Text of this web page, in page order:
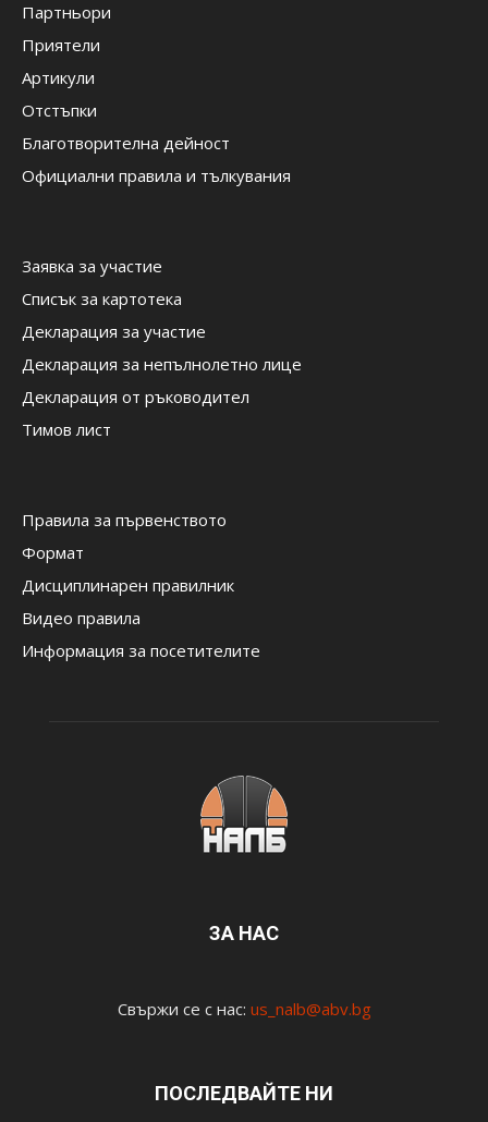
Партньори
Приятели
Артикули
Отстъпки
Благотворителна дейност
Официални правила и тълкувания
Заявка за участие
Списък за картотека
Декларация за участие
Декларация за непълнолетно лице
Декларация от ръководител
Тимов лист
Правила за първенството
Формат
Дисциплинарен правилник
Видео правила
Информация за посетителите
ЗА НАС
Свържи се с нас: us_nalb@abv.bg
ПОСЛЕДВАЙТЕ НИ